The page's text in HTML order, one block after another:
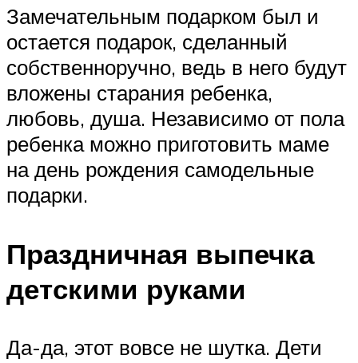
Замечательным подарком был и
остается подарок, сделанный
собственноручно, ведь в него будут
вложены старания ребенка,
любовь, душа. Независимо от пола
ребенка можно приготовить маме
на день рождения самодельные
подарки.
Праздничная выпечка
детскими руками
Да-да, этот вовсе не шутка. Дети